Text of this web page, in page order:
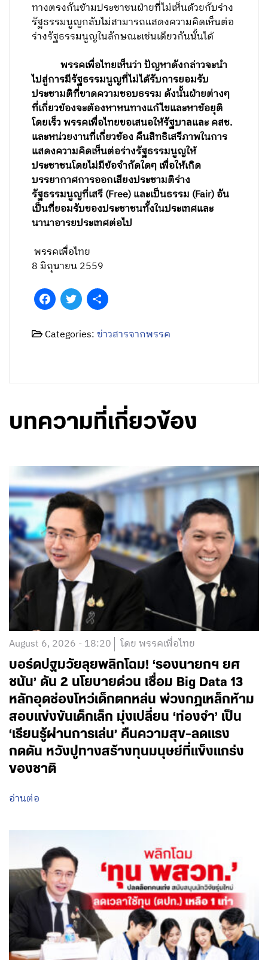
ทางตรงกันข้ามประชาชนฝ่ายที่ไม่เห็นด้วยกับร่าง
รัฐธรรมนูญกลับไม่สามารถแสดงความคิดเห็นต่อ
ร่างรัฐธรรมนูญในลักษณะเช่นเดียวกันนั้นได้
พรรคเพื่อไทยเห็นว่า ปัญหาดังกล่าวจะนำ
ไปสู่การมีรัฐธรรมนูญที่ไม่ได้รับการยอมรับ
ประชามติที่ขาดความชอบธรรม ดังนั้นฝ่ายต่างๆ
ที่เกี่ยวข้องจะต้องหาหนทางแก้ไขและหาข้อยุติ
โดยเร็ว พรรคเพื่อไทยขอเสนอให้รัฐบาลและ คสช.
และหน่วยงานที่เกี่ยวข้อง คืนสิทธิเสรีภาพในการ
แสดงความคิดเห็นต่อร่างรัฐธรรมนูญให้
ประชาชนโดยไม่มีข้อจำกัดใดๆ เพื่อให้เกิด
บรรยากาศการออกเสียงประชามติร่าง
รัฐธรรมนูญที่เสรี (Free) และเป็นธรรม (Fair) อัน
เป็นที่ยอมรับของประชาชนทั้งในประเทศและ
นานาอารยประเทศต่อไป
พรรคเพื่อไทย
8 มิถุนายน 2559
FacebookTwitter
Categories:ข่าวสารจากพรรค
บทความที่เกี่ยวข้อง
August 6, 2026 - 18:20 โดย พรรคเพื่อไทย
บอร์ดปฐมวัยลุยพลิกโฉม! ‘รองนายกฯ ยศ
ชนัน’ ดัน 2 นโยบายด่วน เชื่อม Big Data 13
หลักอุดช่องโหว่เด็กตกหล่น พ่วงกฎเหล็กห้าม
สอบแข่งขันเด็กเล็ก มุ่งเปลี่ยน ‘ท่องจำ’ เป็น
‘เรียนรู้ผ่านการเล่น’ คืนความสุข-ลดแรง
กดดัน หวังปูทางสร้างทุนมนุษย์ที่แข็งแกร่ง
ของชาติ
อ่านต่อ